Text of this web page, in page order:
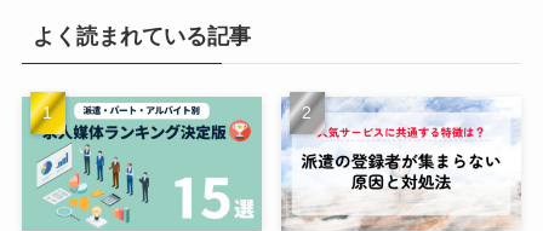
よく読まれている記事